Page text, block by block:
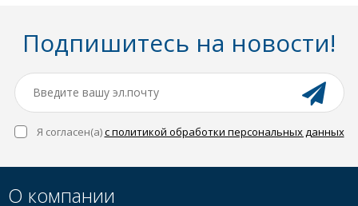
Подпишитесь на новости!
Я согласен(a)с политикой обработки персональных данных
О компании